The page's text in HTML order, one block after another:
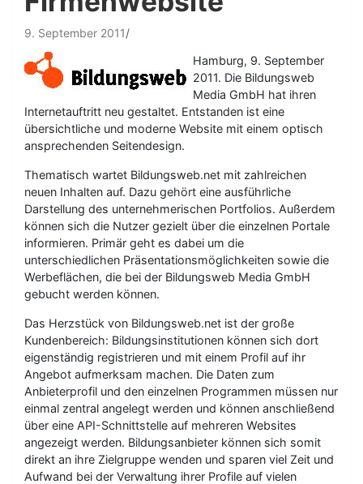
9. September 2011
Hamburg, 9. September
2011. Die Bildungsweb
Media GmbH hat ihren
Internetauftritt neu gestaltet. Entstanden ist eine
übersichtliche und moderne Website mit einem optisch
ansprechenden Seitendesign.
Thematisch wartet Bildungsweb.net mit zahlreichen
neuen Inhalten auf. Dazu gehört eine ausführliche
Darstellung des unternehmerischen Portfolios. Außerdem
können sich die Nutzer gezielt über die einzelnen Portale
informieren. Primär geht es dabei um die
unterschiedlichen Präsentationsmöglichkeiten sowie die
Werbeflächen, die bei der Bildungsweb Media GmbH
gebucht werden können.
Das Herzstück von Bildungsweb.net ist der große
Kundenbereich: Bildungsinstitutionen können sich dort
eigenständig registrieren und mit einem Profil auf ihr
Angebot aufmerksam machen. Die Daten zum
Anbieterprofil und den einzelnen Programmen müssen nur
einmal zentral angelegt werden und können anschließend
über eine API-Schnittstelle auf mehreren Websites
angezeigt werden. Bildungsanbieter können sich somit
direkt an ihre Zielgruppe wenden und sparen viel Zeit und
Aufwand bei der Verwaltung ihrer Profile auf vielen